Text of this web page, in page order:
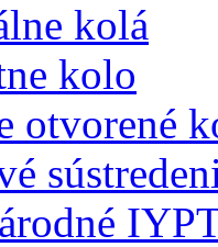
kolá
kolo
otvorené